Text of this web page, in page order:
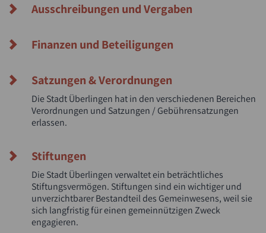
Ausschreibungen und Vergaben
Finanzen und Beteiligungen
Satzungen & Verordnungen
Die Stadt Überlingen hat in den verschiedenen Bereichen
Verordnungen und Satzungen / Gebührensatzungen
erlassen.
Stiftungen
Die Stadt Überlingen verwaltet ein beträchtliches
Stiftungsvermögen. Stiftungen sind ein wichtiger und
unverzichtbarer Bestandteil des Gemeinwesens, weil sie
sich langfristig für einen gemeinnützigen Zweck
engagieren.